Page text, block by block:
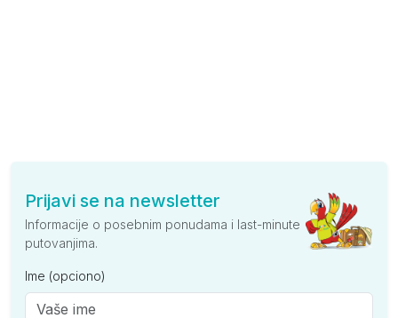
Prijavi se na newsletter
Informacije o posebnim ponudama i last-minute
putovanjima.
Ime (opciono)